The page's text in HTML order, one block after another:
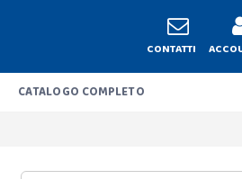
CONTATTI
CATALOGO COMPLETO